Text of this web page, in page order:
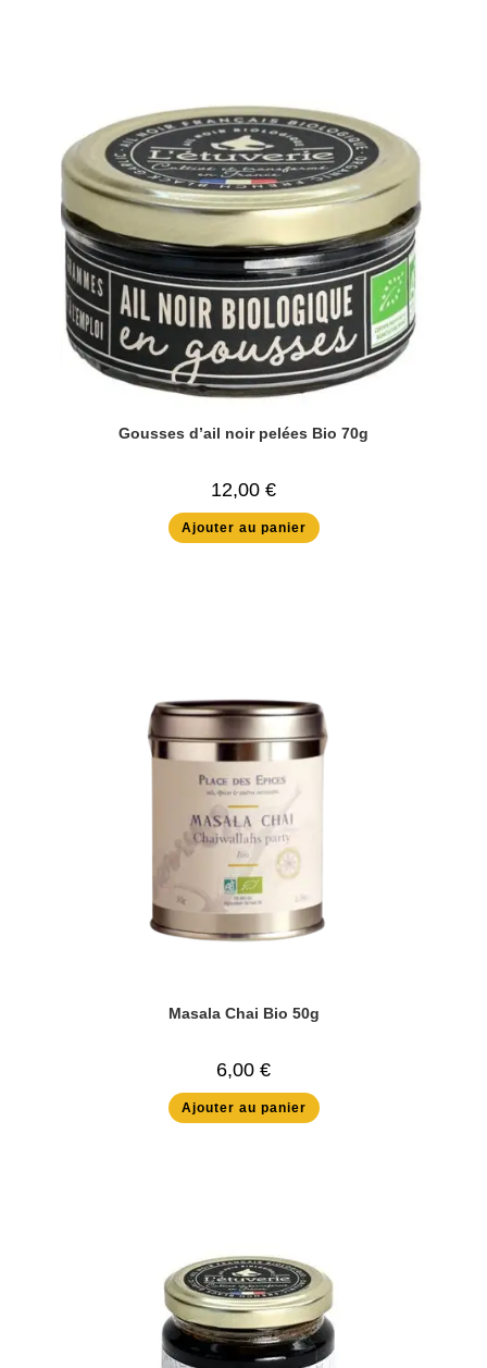
Gousses d’ail noir pelées Bio 70g
12,00 €
Ajouter au panier
Masala Chai Bio 50g
6,00 €
Ajouter au panier